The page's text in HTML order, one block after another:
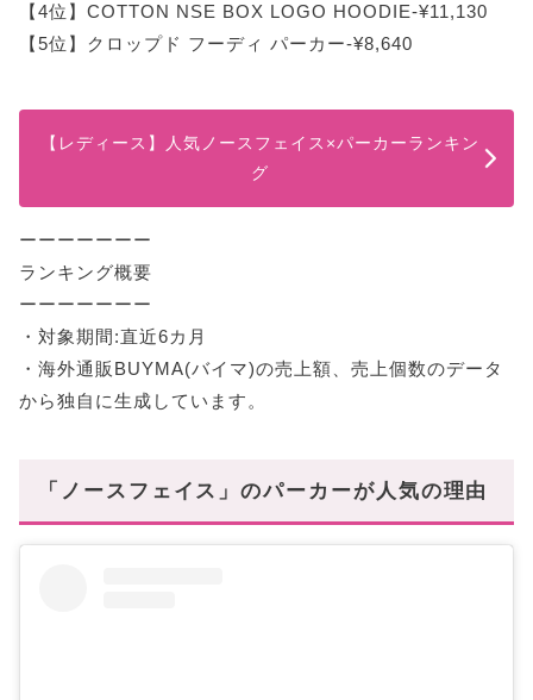
【4位】COTTON NSE BOX LOGO HOODIE-¥11,130
【5位】クロップド フーディ パーカー-¥8,640
【レディース】人気ノースフェイス×パーカーランキン
グ
ーーーーーーー
ランキング概要
ーーーーーーー
・対象期間:直近6カ月
・海外通販BUYMA(バイマ)の売上額、売上個数のデータ
から独自に生成しています。
「ノースフェイス」のパーカーが人気の理由